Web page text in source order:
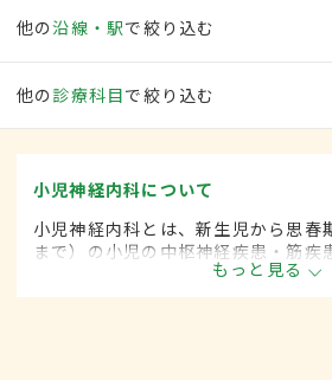
他の沿線・駅で絞り込む
他の 診療科目で絞り込む
小児神経内科について
小児神経内科とは、新生児から思春
まで）の小児の中枢神経疾患・筋疾
経疾患を専門的に取り扱う内科の一
4月の制度改正前は、小児神経科と
もっと見る